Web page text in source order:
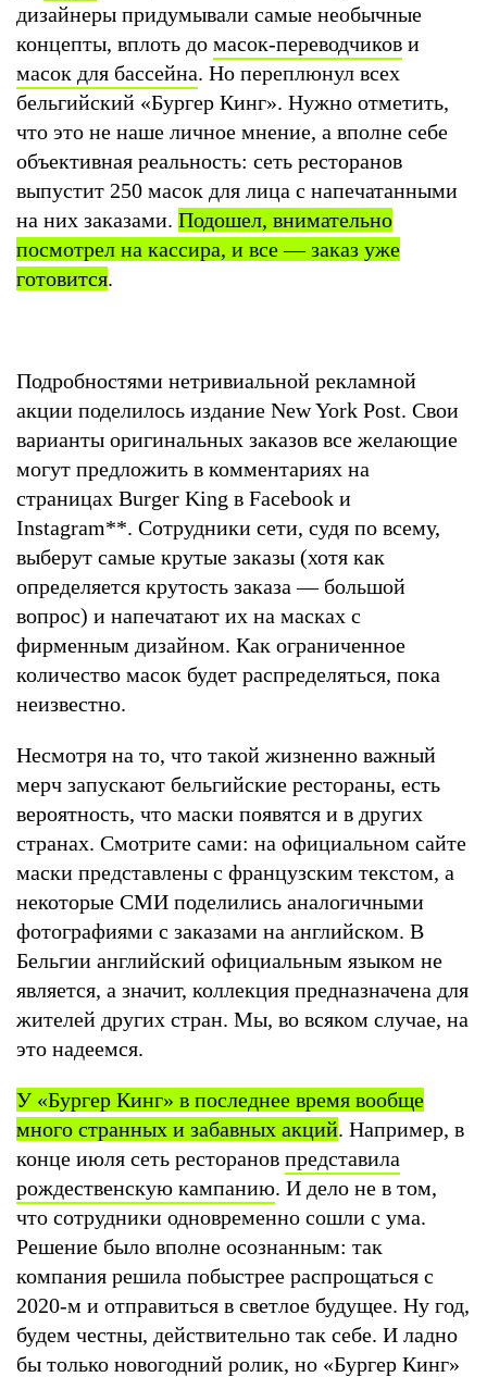
дизайнеры придумывали самые необычные
концепты, вплоть до масок-переводчиков и
масок для бассейна. Но переплюнул всех
бельгийский «Бургер Кинг». Нужно отметить,
что это не наше личное мнение, а вполне себе
объективная реальность: сеть ресторанов
выпустит 250 масок для лица с напечатанными
на них заказами. Подошел, внимательно
посмотрел на кассира, и все — заказ уже
готовится.
Подробностями нетривиальной рекламной
акции поделилось издание New York Post. Свои
варианты оригинальных заказов все желающие
могут предложить в комментариях на
страницах Burger King в Facebook и
Instagram**. Сотрудники сети, судя по всему,
выберут самые крутые заказы (хотя как
определяется крутость заказа — большой
вопрос) и напечатают их на масках с
фирменным дизайном. Как ограниченное
количество масок будет распределяться, пока
неизвестно.
Несмотря на то, что такой жизненно важный
мерч запускают бельгийские рестораны, есть
вероятность, что маски появятся и в других
странах. Смотрите сами: на официальном сайте
маски представлены с французским текстом, а
некоторые СМИ поделились аналогичными
фотографиями с заказами на английском. В
Бельгии английский официальным языком не
является, а значит, коллекция предназначена для
жителей других стран. Мы, во всяком случае, на
это надеемся.
У «Бургер Кинг» в последнее время вообще
много странных и забавных акций. Например, в
конце июля сеть ресторанов представила
рождественскую кампанию. И дело не в том,
что сотрудники одновременно сошли с ума.
Решение было вполне осознанным: так
компания решила побыстрее распрощаться с
2020-м и отправиться в светлое будущее. Ну год,
будем честны, действительно так себе. И ладно
бы только новогодний ролик, но «Бургер Кинг»